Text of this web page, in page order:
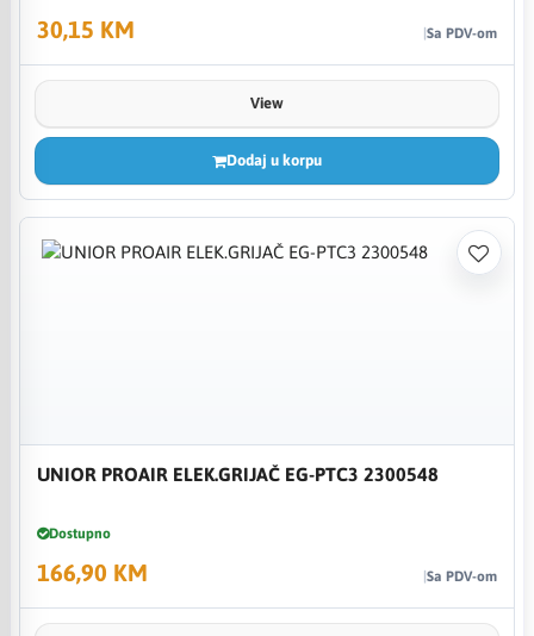
30,15 KM Sa PDV-om
View
Dodaj u korpu
UNIOR PROAIR ELEK.GRIJAČ EG-PTC3 2300548
Dostupno
166,90 KM Sa PDV-om